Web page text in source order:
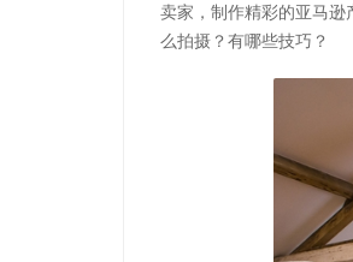
卖家，制作精彩的亚马逊
么拍摄？有哪些技巧？